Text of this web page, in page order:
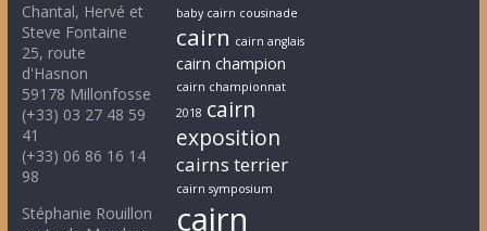
Chantal, Hervé et
Steve Fontaine
25, route
d'Hasnon
59178 Millonfosse
(+33) 03 27 48 59
41
(+33) 06 86 16 14
98
Stéphanie Rouillon
baby cairn cousinade
cairn cairn anglais
cairn champion
cairn championnat
2018 cairn
exposition
cairns terrier
cairn symposium
cairn